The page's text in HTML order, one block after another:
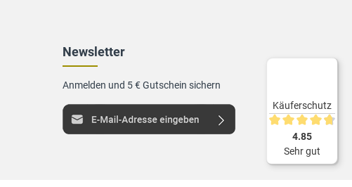
Newsletter
Anmelden und 5 € Gutschein sichern
Käuferschutz
Durchschnittliche
4.85
Sehr gut